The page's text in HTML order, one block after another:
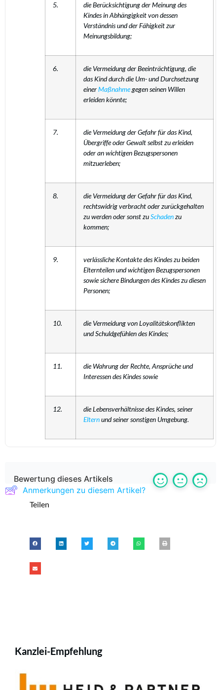
5.
die Berücksichtigung der Meinung des
Kindes in Abhängigkeit von dessen
Verständnis und der Fähigkeit zur
Meinungsbildung;
6.
die Vermeidung der Beeinträchtigung, die
das Kind durch die Um- und Durchsetzung
einerMaßnahmegegen seinen Willen
erleiden könnte;
7.
die Vermeidung der Gefahr für das Kind,
Übergriffe oder Gewalt selbst zu erleiden
oder an wichtigen Bezugspersonen
mitzuerleben;
8.
die Vermeidung der Gefahr für das Kind,
rechtswidrig verbracht oder zurückgehalten
zu werden oder sonst zuSchadenzu
kommen;
9.
verlässliche Kontakte des Kindes zu beiden
Elternteilen und wichtigen Bezugspersonen
sowie sichere Bindungen des Kindes zu diesen
Personen;
10.
die Vermeidung von Loyalitätskonflikten
und Schuldgefühlen des Kindes;
11.
die Wahrung der Rechte, Ansprüche und
Interessen des Kindes sowie
12.
die Lebensverhältnisse des Kindes, seiner
Elternund seiner sonstigen Umgebung.
Bewertung dieses Artikels
Anmerkungen zu diesem Artikel?
Teilen
Kanzlei-Empfehlung